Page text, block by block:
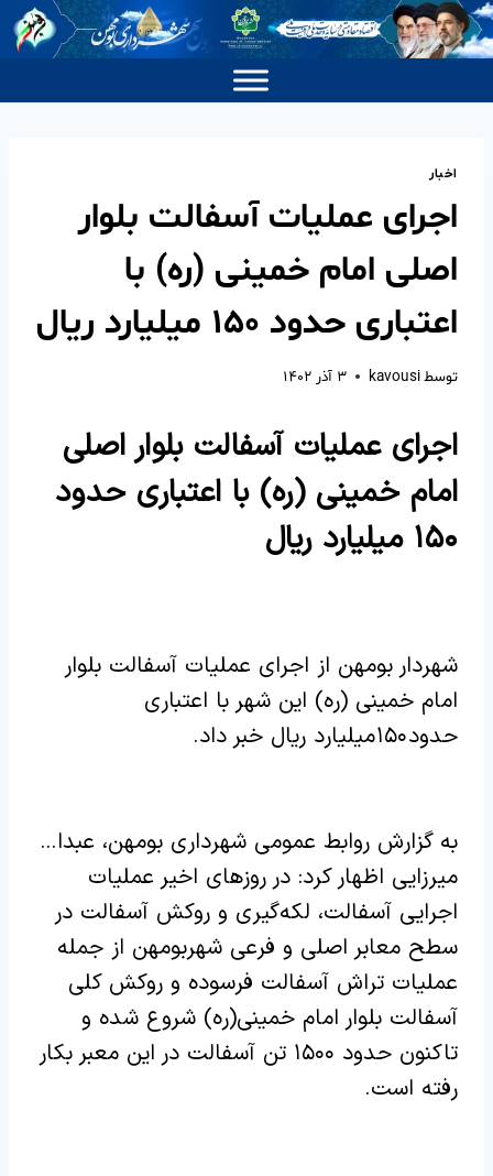
اخبار
اجرای عملیات آسفالت بلوار
اصلی امام خمینی (ره) با
اعتباری حدود ۱۵۰ میلیارد ریال
توسطkavousi ۳ آذر ۱۴۰۲
اجرای عملیات آسفالت بلوار اصلی
امام خمینی (ره) با اعتباری حدود
۱۵۰ میلیارد ریال
شهردار بومهن از اجرای عملیات آسفالت بلوار
امام خمینی (ره) این شهر با اعتباری
حدود ۱۵۰ میلیارد ریال خبر داد.
به گزارش روابط عمومی شهرداری بومهن، عبدا…
میرزایی اظهار کرد: در روزهای اخیر عملیات
اجرایی آسفالت، لکه‌گیری و روکش آسفالت در
سطح معابر اصلی و فرعی شهربومهن از جمله
عملیات تراش آسفالت فرسوده و روکش کلی
آسفالت بلوار امام خمینی(ره) شروع شده و
تاکنون حدود ۱۵۰۰ تن آسفالت در این معبر بکار
رفته است.